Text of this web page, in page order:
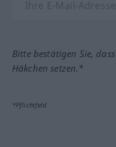
Bitte bestätigen Sie,
Häkchen setzen.*
*Pflichtfeld